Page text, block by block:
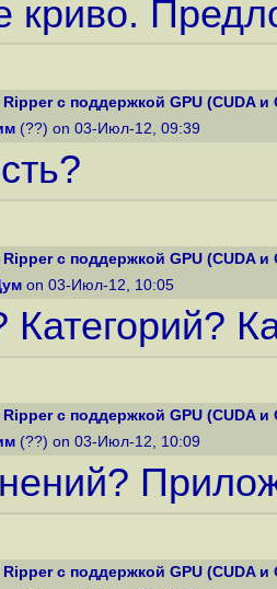
криво.
с поддержкой GPU (CUDA и
(??) on 03-Июл-12, 09:39
с поддержкой GPU (CUDA и
on 03-Июл-12, 10:05
Категорий?
с поддержкой GPU (CUDA и
(??) on 03-Июл-12, 10:09
с поддержкой GPU (CUDA и